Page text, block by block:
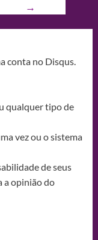
→
conta no Disqus.
qualquer tipo de
vez ou o sistema
de seus
a opinião do